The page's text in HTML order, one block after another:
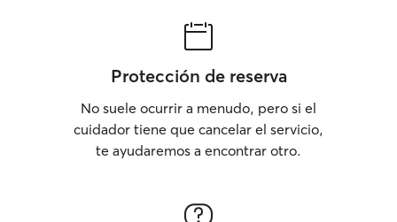
Protección de reserva
No suele ocurrir a menudo, pero si el
cuidador tiene que cancelar el servicio,
te ayudaremos a encontrar otro.